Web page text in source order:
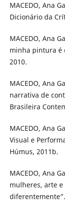
MACEDO, Ana
Dicionário da
MACEDO, Ana
minha pintura é
2010.
MACEDO, Ana
narrativa de
Brasileira
MACEDO, Ana
Visual e
Húmus, 2011b.
MACEDO, Ana
mulheres, arte